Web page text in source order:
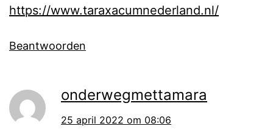
https://www.taraxacumnederland.nl/
Beantwoorden
onderwegmettamara
25 april 2022 om 08:06